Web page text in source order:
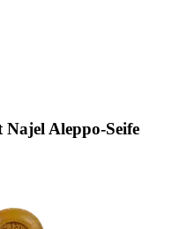
Aleppo-Seife